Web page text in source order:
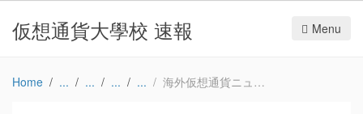
仮想通貨大學校 速報 Menu
Home 海外仮想通貨ニュース：Cryptocurrency latest news – Bitcoin price down today on Coinbase as Suex exchange sanctioned for ‘… – The Sun